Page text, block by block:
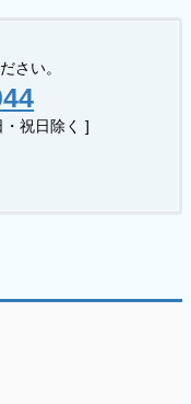
さい。
祝日除く ]